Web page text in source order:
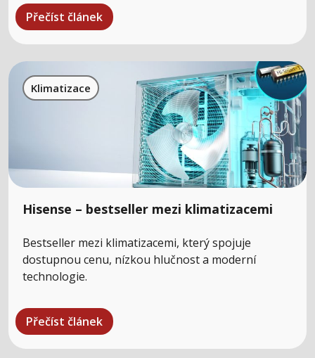
Přečíst článek
Klimatizace
Hisense – bestseller mezi klimatizacemi
Bestseller mezi klimatizacemi, který spojuje
dostupnou cenu, nízkou hlučnost a moderní
technologie.
Přečíst článek